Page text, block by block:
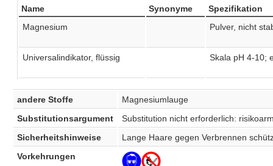
Name
Synonyme
Spezifikation
Magnesium
Pulver, nicht
Universalindikator, flüssig Skala pH 4-10;
andere Stoffe
Magnesiumlauge
Substitutionsargument
Substitution nicht erforderlich:
Sicherheitshinweise
Lange Haare gegen Verbrennen
Vorkehrungen